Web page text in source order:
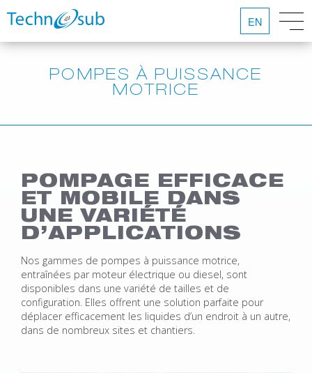
EN
POMPES À PUISSANCE
MOTRICE
POMPAGE EFFICACE
ET MOBILE DANS
UNE VARIÉTÉ
D’APPLICATIONS
Nos gammes de pompes à puissance motrice,
entraînées par moteur électrique ou diesel, sont
disponibles dans une variété de tailles et de
configuration. Elles offrent une solution parfaite pour
déplacer efficacement les liquides d’un endroit à un autre,
dans de nombreux sites et chantiers.